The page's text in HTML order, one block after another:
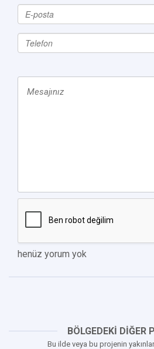
henüz yorum yok
BÖLGEDEKİ DİĞER
Bu ilde veya bu projenin